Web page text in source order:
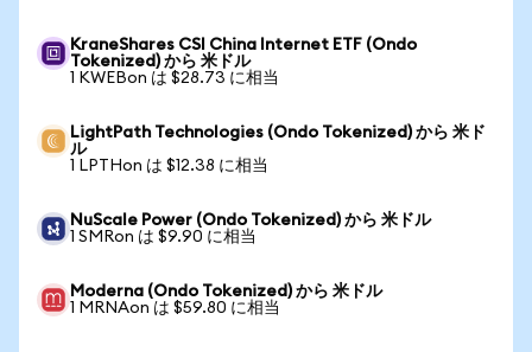
KraneShares CSI China Internet ETF (Ondo
Tokenized) から 米ドル
1 KWEBon は $28.73 に相当
LightPath Technologies (Ondo Tokenized) から 米ド
ル
1 LPTHon は $12.38 に相当
NuScale Power (Ondo Tokenized) から 米ドル
1 SMRon は $9.90 に相当
Moderna (Ondo Tokenized) から 米ドル
1 MRNAon は $59.80 に相当